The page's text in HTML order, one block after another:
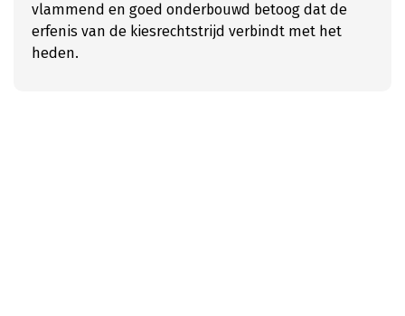
vlammend en goed onderbouwd betoog dat de
erfenis van de kiesrechtstrijd verbindt met het
heden.